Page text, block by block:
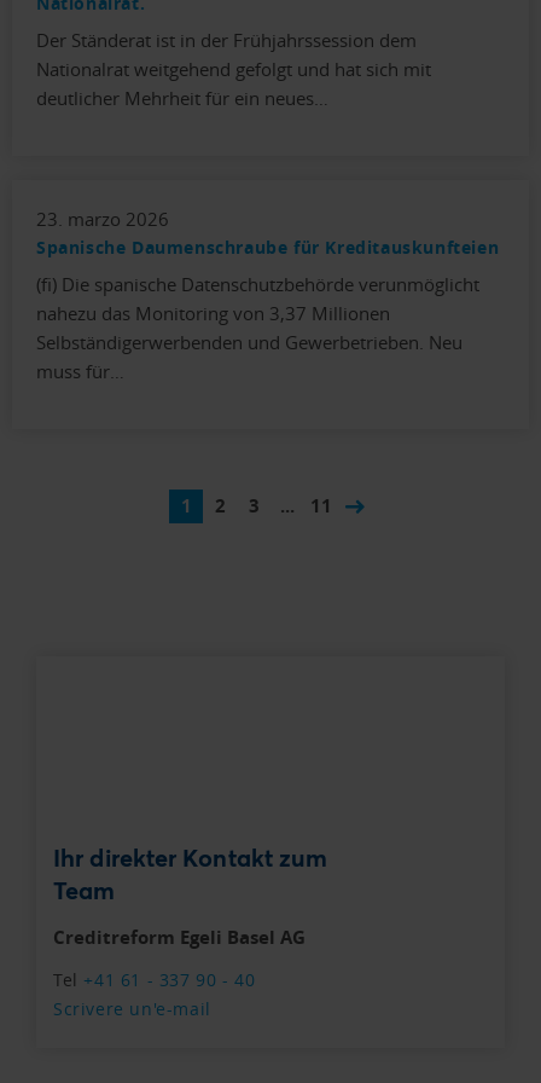
Der Ständerat ist in der Frühjahrssession dem
Nationalrat weitgehend gefolgt und hat sich mit
deutlicher Mehrheit für ein neues…
23. marzo 2026
Spanische Daumenschraube für Kreditauskunfteien
(fi) Die spanische Datenschutzbehörde verunmöglicht
nahezu das Monitoring von 3,37 Millionen
Selbständigerwerbenden und Gewerbetrieben. Neu
muss für…
1 2 3 ... 11
Ihr direkter Kontakt zum
Team
Creditreform Egeli Basel AG
Tel +41 61 - 337 90 - 40
Scrivere un'e-mail